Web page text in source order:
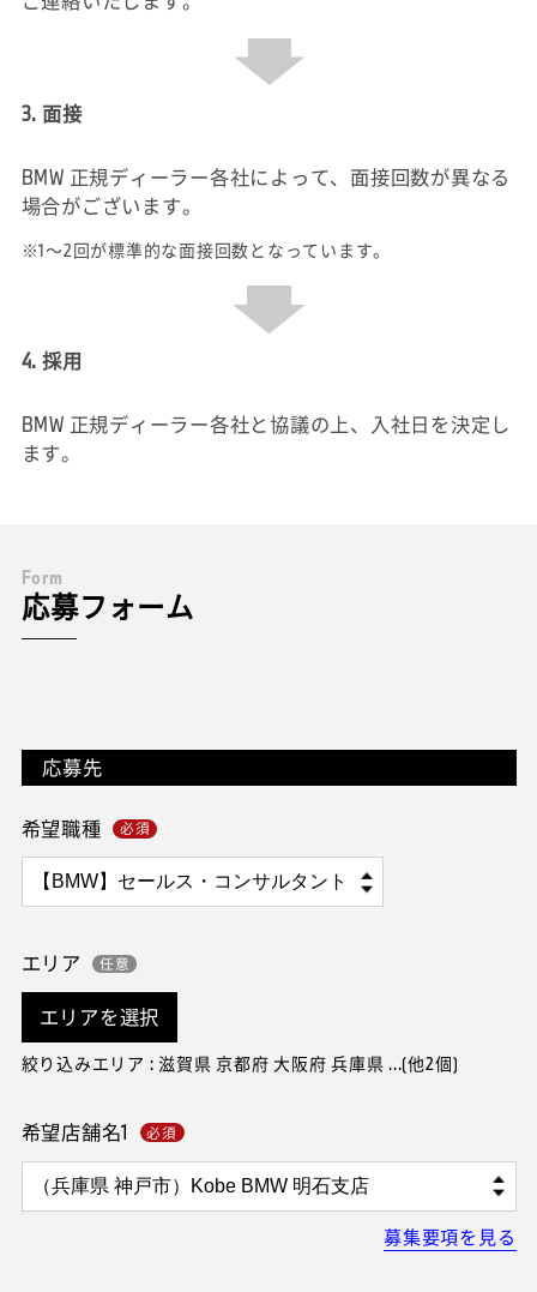
3. 面接
BMW 正規ディーラー各社によって、面接回数が異なる
場合がございます。
※1～2回が標準的な面接回数となっています。
4. 採用
BMW 正規ディーラー各社と協議の上、入社日を決定し
ます。
Form
応募フォーム
応募先
希望職種
エリア
エリアを選択
絞り込みエリア : 滋賀県 京都府 大阪府 兵庫県 ...(他2個)
希望店舗名1
募集要項を見る